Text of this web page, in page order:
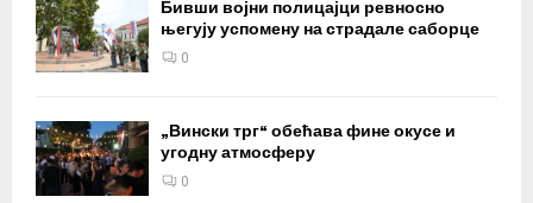
Бивши војни полицајци ревносно
његују успомену на страдале саборце
0
„Вински трг“ обећава фине окусе и
угодну атмосферу
0